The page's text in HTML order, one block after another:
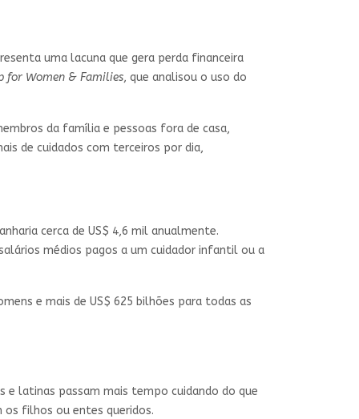
uma lacuna que gera perda financeira
for Women & Families, que analisou o uso do
da família e pessoas fora de casa,
de cuidados com terceiros por dia,
cerca de US$ 4,6 mil anualmente.
médios pagos a um cuidador infantil ou a
e mais de US$ 625 bilhões para todas as
e latinas passam mais tempo cuidando do que
os filhos ou entes queridos.